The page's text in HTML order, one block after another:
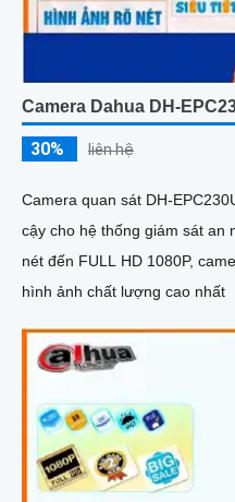
Camera Dahua DH-
30% liên hệ
Camera quan sát DH-
cậy cho hệ thống giám sát an ninh. Với khả năng quan
nét đến FULL HD 1080P,
hình ảnh chất lượng cao nhất